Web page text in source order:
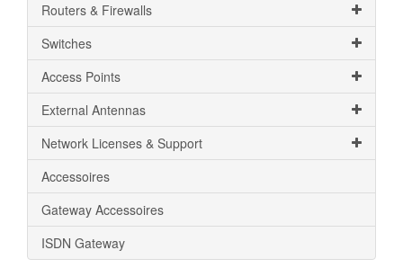
Routers & Firewalls
Switches
Access Points
External Antennas
Network Licenses & Support
Accessoires
Gateway Accessoires
ISDN Gateway